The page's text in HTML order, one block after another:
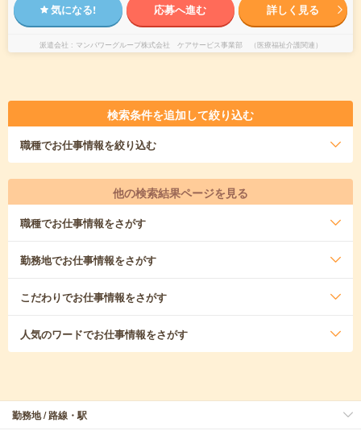
気になる! 応募へ進む 詳しく見る
派遣会社 マンパワーグループ株式会社 ケアサービス事業部 （医療福祉介護関連）
検索条件を追加して絞り込む
職種でお仕事情報を絞り込む
他の検索結果ページを見る
職種でお仕事情報をさがす
勤務地でお仕事情報をさがす
こだわりでお仕事情報をさがす
人気のワードでお仕事情報をさがす
勤務地 / 路線・駅